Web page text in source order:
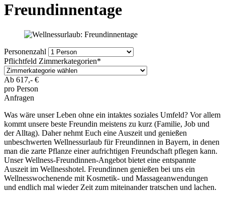
Freundinnentage
Personenzahl
Pflichtfeld Zimmerkategorien*
Ab 617,- €
pro Person
Anfragen
Was wäre unser Leben ohne ein intaktes soziales Umfeld? Vor allem
kommt unsere beste Freundin meistens zu kurz (Familie, Job und
der Alltag). Daher nehmt Euch eine Auszeit und genießen
unbeschwerten Wellnessurlaub für Freundinnen in Bayern, in denen
man die zarte Pflanze einer aufrichtigen Freundschaft pflegen kann.
Unser Wellness-Freundinnen-Angebot bietet eine entspannte
Auszeit im Wellnesshotel. Freundinnen genießen bei uns ein
Wellnesswochenende mit Kosmetik- und Massageanwendungen
und endlich mal wieder Zeit zum miteinander tratschen und lachen.